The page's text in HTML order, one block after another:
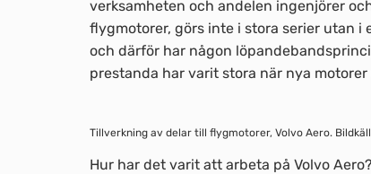
verksamheten och andelen ingenjörer
flygmotorer, görs inte i stora serier utan
och därför har någon
prestanda har varit stora när nya
Tillverkning av delar till flygmotorer, Volvo Aero.
Hur har det varit att arbeta på Volvo